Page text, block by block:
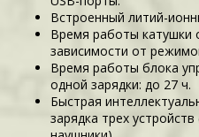
Встроенный литий-
Время работы катушки
зависимости от
Время работы блока
одной зарядки: до 27 ч.
Быстрая
зарядка трех